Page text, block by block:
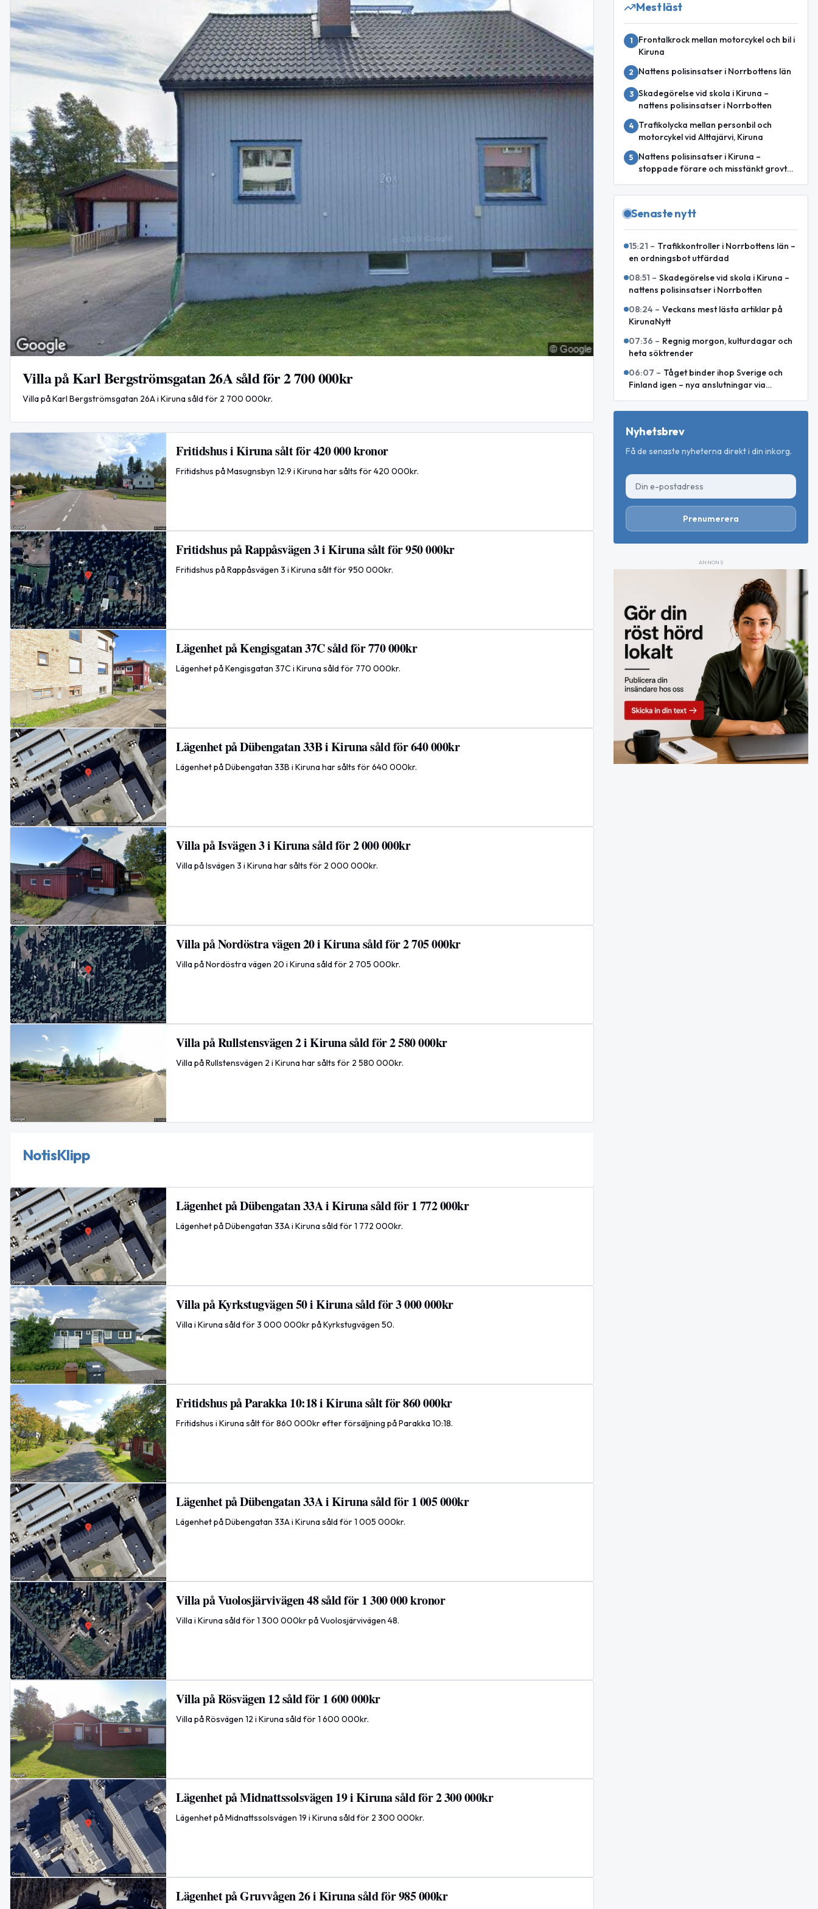
Villa på Karl Bergströmsgatan 26A såld för 2 700 000kr
Villa på Karl Bergströmsgatan 26A i Kiruna såld för 2 700 000kr.
Fritidshus i Kiruna sålt för 420 000 kronor
Fritidshus på Masugnsbyn 12:9 i Kiruna har sålts för 420 000kr.
Fritidshus på Rappåsvägen 3 i Kiruna sålt för 950 000kr
Fritidshus på Rappåsvägen 3 i Kiruna sålt för 950 000kr.
Lägenhet på Kengisgatan 37C såld för 770 000kr
Lägenhet på Kengisgatan 37C i Kiruna såld för 770 000kr.
Lägenhet på Dübengatan 33B i Kiruna såld för 640 000kr
Lägenhet på Dübengatan 33B i Kiruna har sålts för 640 000kr.
Villa på Isvägen 3 i Kiruna såld för 2 000 000kr
Villa på Isvägen 3 i Kiruna har sålts för 2 000 000kr.
Villa på Nordöstra vägen 20 i Kiruna såld för 2 705 000kr
Villa på Nordöstra vägen 20 i Kiruna såld för 2 705 000kr.
Villa på Rullstensvägen 2 i Kiruna såld för 2 580 000kr
Villa på Rullstensvägen 2 i Kiruna har sålts för 2 580 000kr.
NotisKlipp
Lägenhet på Dübengatan 33A i Kiruna såld för 1 772 000kr
Lägenhet på Dübengatan 33A i Kiruna såld för 1 772 000kr.
Villa på Kyrkstugvägen 50 i Kiruna såld för 3 000 000kr
Villa i Kiruna såld för 3 000 000kr på Kyrkstugvägen 50.
Fritidshus på Parakka 10:18 i Kiruna sålt för 860 000kr
Fritidshus i Kiruna sålt för 860 000kr efter försäljning på Parakka 10:18.
Lägenhet på Dübengatan 33A i Kiruna såld för 1 005 000kr
Lägenhet på Dübengatan 33A i Kiruna såld för 1 005 000kr.
Villa på Vuolosjärvivägen 48 såld för 1 300 000 kronor
Villa i Kiruna såld för 1 300 000kr på Vuolosjärvivägen 48.
Villa på Rösvägen 12 såld för 1 600 000kr
Villa på Rösvägen 12 i Kiruna såld för 1 600 000kr.
Lägenhet på Midnattssolsvägen 19 i Kiruna såld för 2 300 000kr
Lägenhet på Midnattssolsvägen 19 i Kiruna såld för 2 300 000kr.
Lägenhet på Gruvvågen 26 i Kiruna såld för 985 000kr
Mest läst
1
Frontalkrock mellan motorcykel och bil i
Kiruna
2 Nattens polisinsatser i Norrbottens län
3 Skadegörelse vid skola i Kiruna –
nattens polisinsatser i Norrbotten
4
Trafikolycka mellan personbil och
motorcykel vid Alttajärvi, Kiruna
5
Nattens polisinsatser i Kiruna –
stoppade förare och misstänkt grovt
Senaste nytt
15:21 – Trafikkontroller i Norrbottens län –
en ordningsbot utfärdad
08:51 – Skadegörelse vid skola i Kiruna –
nattens polisinsatser i Norrbotten
08:24 – Veckans mest lästa artiklar på
KirunaNytt
07:36 – Regnig morgon, kulturdagar och
heta söktrender
06:07 – Tåget binder ihop Sverige och
Finland igen – nya anslutningar via
Nyhetsbrev
Få de senaste nyheterna direkt i din inkorg.
Prenumerera
ANNONS